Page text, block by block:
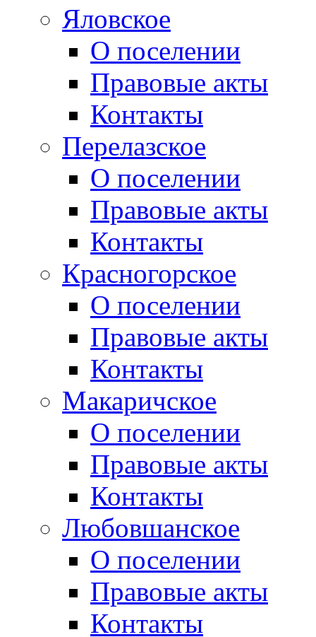
Яловское
О поселении
Правовые акты
Контакты
Перелазское
О поселении
Правовые акты
Контакты
Красногорское
О поселении
Правовые акты
Контакты
Макаричское
О поселении
Правовые акты
Контакты
Любовшанское
О поселении
Правовые акты
Контакты